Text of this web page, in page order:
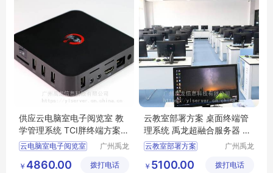
供应云电脑室电子阅览室 教
学管理系统 TCI胖终端方案 x
86架构 禹龙云
云电脑室电子阅览室
TCI胖终端方案
广州禹龙
有限公司
￥ 4860.00 拨打电话
云教室部署方案 桌面终端管
理系统 禹龙超融合服务器 YL
480
云教室部署方案
禹龙超融合服务器
广州禹龙
有限公司
￥ 5100.00 拨打电话